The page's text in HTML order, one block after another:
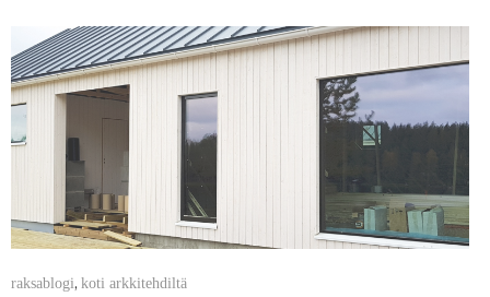
raksablogi,koti arkkitehdiltä